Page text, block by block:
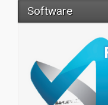
Software